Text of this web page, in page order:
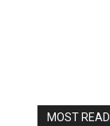
MOST READ